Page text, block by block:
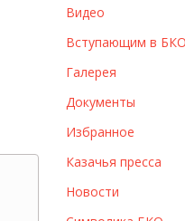
ы
Видео
Вступающим в БКО
Галерея
Документы
Избранное
Казачья пресса
Новости